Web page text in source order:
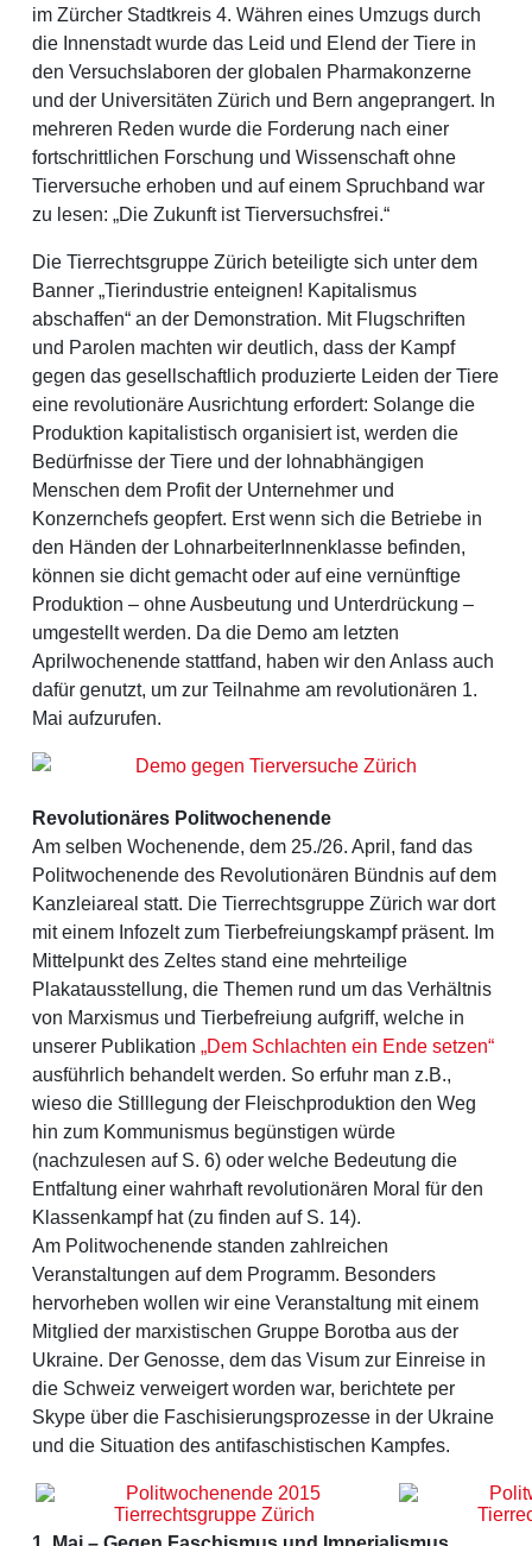
im Zürcher Stadtkreis 4. Währen eines Umzugs durch
die Innenstadt wurde das Leid und Elend der Tiere in
den Versuchslaboren der globalen Pharmakonzerne
und der Universitäten Zürich und Bern angeprangert. In
mehreren Reden wurde die Forderung nach einer
fortschrittlichen Forschung und Wissenschaft ohne
Tierversuche erhoben und auf einem Spruchband war
zu lesen: „Die Zukunft ist Tierversuchsfrei.“
Die Tierrechtsgruppe Zürich beteiligte sich unter dem
Banner „Tierindustrie enteignen! Kapitalismus
abschaffen“ an der Demonstration. Mit Flugschriften
und Parolen machten wir deutlich, dass der Kampf
gegen das gesellschaftlich produzierte Leiden der Tiere
eine revolutionäre Ausrichtung erfordert: Solange die
Produktion kapitalistisch organisiert ist, werden die
Bedürfnisse der Tiere und der lohnabhängigen
Menschen dem Profit der Unternehmer und
Konzernchefs geopfert. Erst wenn sich die Betriebe in
den Händen der LohnarbeiterInnenklasse befinden,
können sie dicht gemacht oder auf eine vernünftige
Produktion – ohne Ausbeutung und Unterdrückung –
umgestellt werden. Da die Demo am letzten
Aprilwochenende stattfand, haben wir den Anlass auch
dafür genutzt, um zur Teilnahme am revolutionären 1.
Mai aufzurufen.
Revolutionäres Politwochenende
Am selben Wochenende, dem 25./26. April, fand das
Politwochenende des Revolutionären Bündnis auf dem
Kanzleiareal statt. Die Tierrechtsgruppe Zürich war dort
mit einem Infozelt zum Tierbefreiungskampf präsent. Im
Mittelpunkt des Zeltes stand eine mehrteilige
Plakatausstellung, die Themen rund um das Verhältnis
von Marxismus und Tierbefreiung aufgriff, welche in
unserer Publikation „Dem Schlachten ein Ende setzen“
ausführlich behandelt werden. So erfuhr man z.B.,
wieso die Stilllegung der Fleischproduktion den Weg
hin zum Kommunismus begünstigen würde
(nachzulesen auf S. 6) oder welche Bedeutung die
Entfaltung einer wahrhaft revolutionären Moral für den
Klassenkampf hat (zu finden auf S. 14).
Am Politwochenende standen zahlreichen
Veranstaltungen auf dem Programm. Besonders
hervorheben wollen wir eine Veranstaltung mit einem
Mitglied der marxistischen Gruppe Borotba aus der
Ukraine. Der Genosse, dem das Visum zur Einreise in
die Schweiz verweigert worden war, berichtete per
Skype über die Faschisierungsprozesse in der Ukraine
und die Situation des antifaschistischen Kampfes.